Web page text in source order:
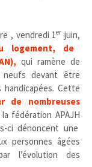
, vendredi 1er juin,
logement, de
qui ramène de
devant être
. Cette
de nombreuses
fédération APAJH
ci dénoncent une
personnes âgées
l’évolution des